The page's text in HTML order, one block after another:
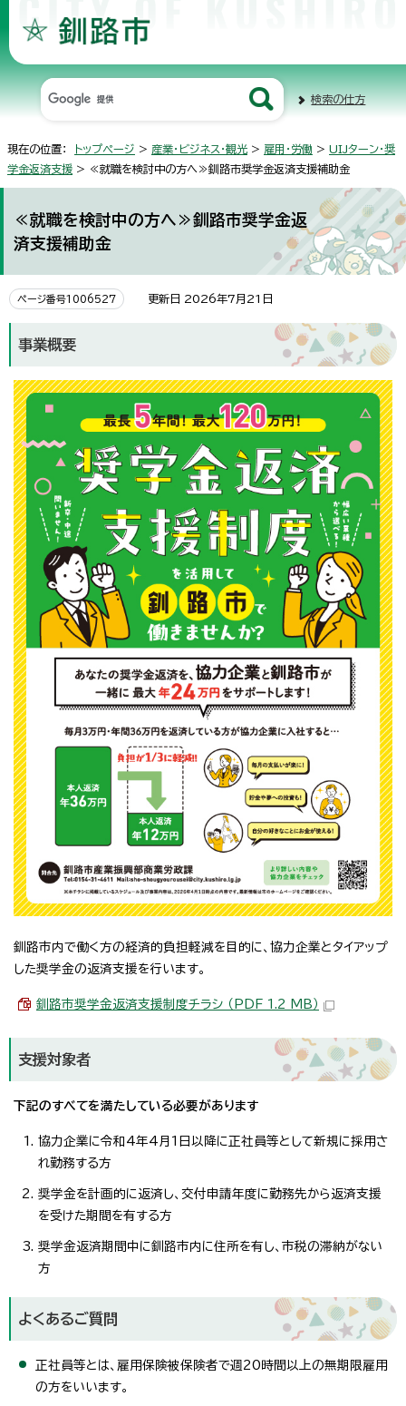
検索の仕方
現在の位置： トップページ > 産業・ビジネス・観光 > 雇用・労働 > UIJターン・奨
学金返済支援 > ≪就職を検討中の方へ≫釧路市奨学金返済支援補助金
≪就職を検討中の方へ≫釧路市奨学金返
済支援補助金
ページ番号1006527 更新日 2026年7月21日
事業概要
釧路市内で働く方の経済的負担軽減を目的に、協力企業とタイアップ
した奨学金の返済支援を行います。
釧路市奨学金返済支援制度チラシ （PDF 1.2 MB）
支援対象者
下記のすべてを満たしている必要があります
協力企業に令和4年4月1日以降に正社員等として新規に採用さ
れ勤務する方
奨学金を計画的に返済し、交付申請年度に勤務先から返済支援
を受けた期間を有する方
奨学金返済期間中に釧路市内に住所を有し、市税の滞納がない
方
よくあるご質問
正社員等とは、雇用保険被保険者で週20時間以上の無期限雇用
の方をいいます。